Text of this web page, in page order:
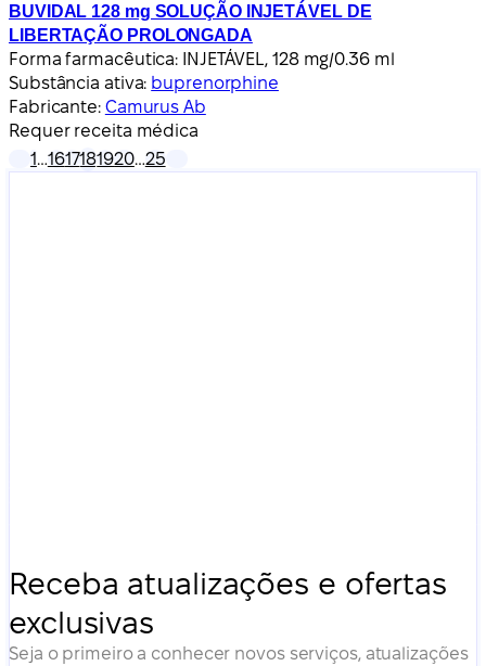
BUVIDAL 128 mg SOLUÇÃO INJETÁVEL DE
LIBERTAÇÃO PROLONGADA
Forma farmacêutica: INJETÁVEL, 128 mg/0.36 ml
Substância ativa: buprenorphine
Fabricante: Camurus Ab
Requer receita médica
1…1617181920…25
Receba atualizações e ofertas
exclusivas
Seja o primeiro a conhecer novos serviços, atualizações